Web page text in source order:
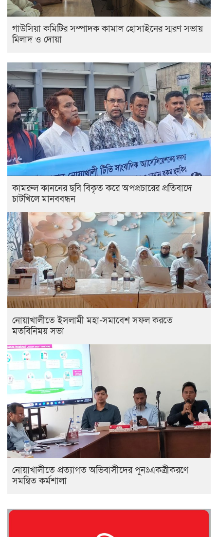
গাউসিয়া কমিটির সম্পাদক কামাল হোসাইনের স্মরণ সভায়
মিলাদ ও দোয়া
কামরুল কাননের ছবি বিকৃত করে অপপ্রচারের প্রতিবাদে
চাটখিলে মানববন্ধন
নোয়াখালীতে ইসলামী মহা-সমাবেশ সফল করতে
মতবিনিময় সভা
নোয়াখালীতে প্রত্যাগত অভিবাসীদের পুনঃএকত্রীকরণে
সমন্বিত কর্মশালা